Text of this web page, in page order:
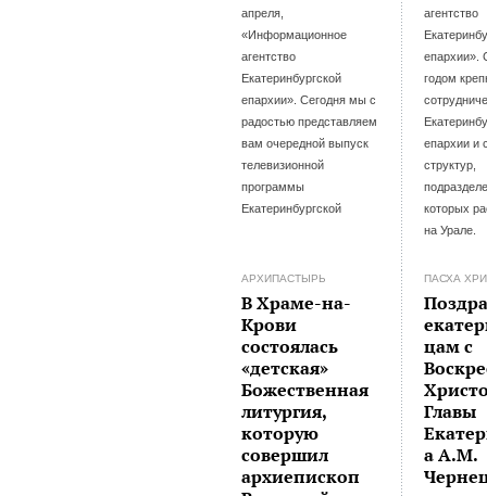
апреля,
«Информационное
агентство
Екатеринбургской
епархии». Сегодня мы с
радостью представляем
вам очередной выпуск
телевизионной
программы
Екатеринбургской
агентство
епархии».
годом
епархии и
структур,
которых
на Урале.
АРХИПАСТЫРЬ
В Храме-на-
Крови
состоялась
«детская»
Божественная
литургия,
которую
совершил
архиепископ
ПАСХА
цам с
Главы
а А.М.